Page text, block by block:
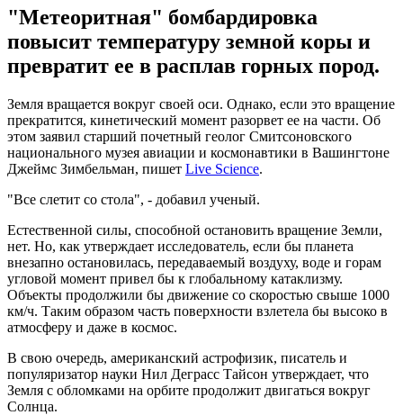
"Метеоритная" бомбардировка
повысит температуру земной коры и
превратит ее в расплав горных пород.
Земля вращается вокруг своей оси. Однако, если это вращение
прекратится, кинетический момент разорвет ее на части. Об
этом заявил старший почетный геолог Смитсоновского
национального музея авиации и космонавтики в Вашингтоне
Джеймс Зимбельман, пишет Live Science.
"Все слетит со стола", - добавил ученый.
Естественной силы, способной остановить вращение Земли,
нет. Но, как утверждает исследователь, если бы планета
внезапно остановилась, передаваемый воздуху, воде и горам
угловой момент привел бы к глобальному катаклизму.
Объекты продолжили бы движение со скоростью свыше 1000
км/ч. Таким образом часть поверхности взлетела бы высоко в
атмосферу и даже в космос.
В свою очередь, американский астрофизик, писатель и
популяризатор науки Нил Деграсс Тайсон утверждает, что
Земля с обломками на орбите продолжит двигаться вокруг
Солнца.